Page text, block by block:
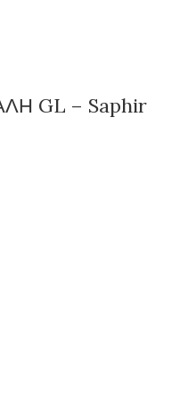
GL – Saphir